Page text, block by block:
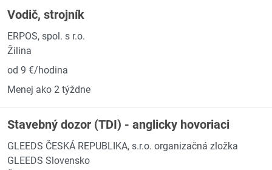
Vodič, strojník
ERPOS, spol. s r.o.
Žilina
od 9 €/hodina
Menej ako 2 týždne
Stavebný dozor (TDI) - anglicky hovoriaci
GLEEDS ČESKÁ REPUBLIKA, s.r.o. organizačná zložka
GLEEDS Slovensko